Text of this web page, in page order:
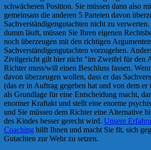
schwächeren Position. Sie müssen dann also
gemeinsam die anderen 5 Parteien davon
Sachverständigengutachten nicht zu
dumm läuft, müssen Sie Ihren eigenen
noch überzeugen mit den richtigen
Sachverständigengutachten vorzugehen.
Zivilgericht gilt hier nicht "im Zweifel für den
Richter muss/will einen Beschluss fassen.
davon überzeugen wollen, dass er das
(das er in Auftrag gegeben hat und von dem er
als Grundlage für eine Entscheidung macht,
enormer Kraftakt und stellt eine enorme
und Sie müssen dem Richter eine Alternative
des Kindes besser gerecht wird. Unsere
Coaching hilft Ihnen und macht Sie fit, sich
Gutachten zur Wehr zu setzen.